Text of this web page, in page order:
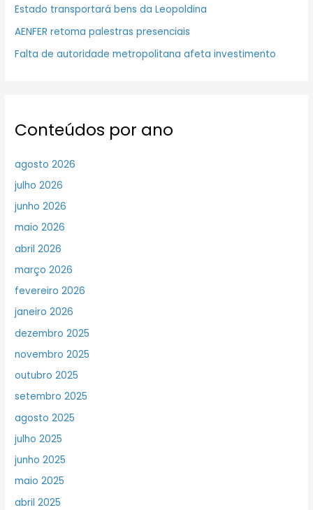
Estado transportará bens da Leopoldina
AENFER retoma palestras presenciais
Falta de autoridade metropolitana afeta investimento
Conteúdos por ano
agosto 2026
julho 2026
junho 2026
maio 2026
abril 2026
março 2026
fevereiro 2026
janeiro 2026
dezembro 2025
novembro 2025
outubro 2025
setembro 2025
agosto 2025
julho 2025
junho 2025
maio 2025
abril 2025